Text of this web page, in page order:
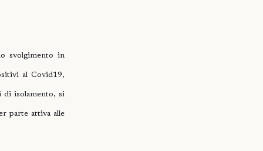
svolgimento in
al Covid19,
di isolamento, si
parte attiva alle